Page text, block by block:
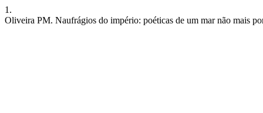
1.
Oliveira PM. Naufrágios do império: poéticas de um mar não mais